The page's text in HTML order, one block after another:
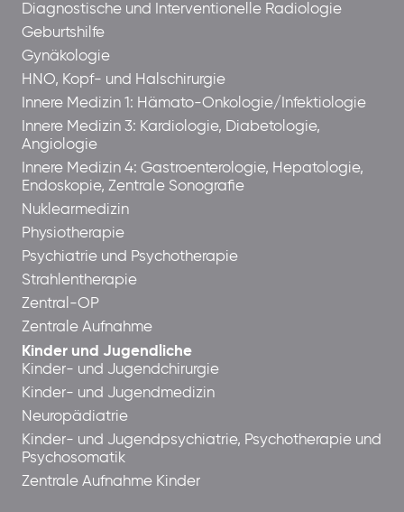
Diagnostische und Interventionelle Radiologie
Geburtshilfe
Gynäkologie
HNO, Kopf- und Halschirurgie
Innere Medizin 1: Hämato-Onkologie/Infektiologie
Innere Medizin 3: Kardiologie, Diabetologie,
Angiologie
Innere Medizin 4: Gastroenterologie, Hepatologie,
Endoskopie, Zentrale Sonografie
Nuklearmedizin
Physiotherapie
Psychiatrie und Psychotherapie
Strahlentherapie
Zentral-OP
Zentrale Aufnahme
Kinder und Jugendliche
Kinder- und Jugendchirurgie
Kinder- und Jugendmedizin
Neuropädiatrie
Kinder- und Jugendpsychiatrie, Psychotherapie und
Psychosomatik
Zentrale Aufnahme Kinder